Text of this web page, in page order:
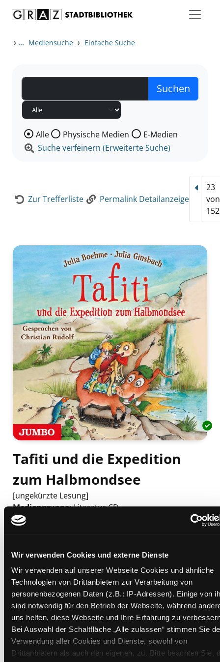
Wir verwenden Cookies und externe Dienste
Wir verwenden auf unserer Webseite Cookies und ähnliche
Technologien von Drittanbietern zur Verarbeitung von
personenbezogenen Daten (z.B.: IP-Adressen). Einige von
sind notwendig für den Betrieb der Webseite, während
uns helfen, diese Webseite und Ihre Erfahrung zu
Bei Auswahl der Schaltfläche „Alle zulassen“ stimmen Sie
Verwendung aller Cookies und Dienste, sowohl von
Drittanbietern als auch den eigenen, zu. Bitte beachten Sie,
› ... Mediensuche › Einfache Suche
Wählen Sie die Medienart nach der Sie suchen wollen.
Alle Physische Medien
E-Medien
Suche verfeinern (Erweiterte Suche)
Zur Trefferliste Permalink Detailanzeige
23
von
152
Tafiti und die Expedition
zum Halbmondsee
[ungekürzte Lesung]
Mediengruppe:Literatur CD
Verfasser:
Exemplare
Zweigstelle:Ost - Schillerstraße
Signatur: TD.JE.J BOE
Standort 2: Ausleihe